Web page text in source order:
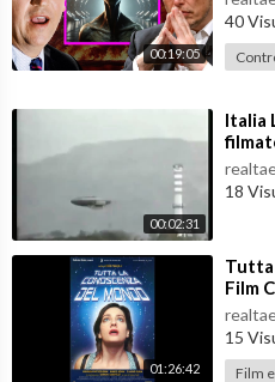
da è un affascinante viaggio
Ogni settimana potrai seguire i
mparare con leggerezza sempre
e.
Unisci alla nostra community e
»»Visita il nostro sito: https://
»»Iscriviti ora:https://bit.ly/
»»Seguici su Facebook: https://
00:19:05
40
00:02:31
⁣Italia
18
01:26:42
⁣Tutta
Film
15
Film